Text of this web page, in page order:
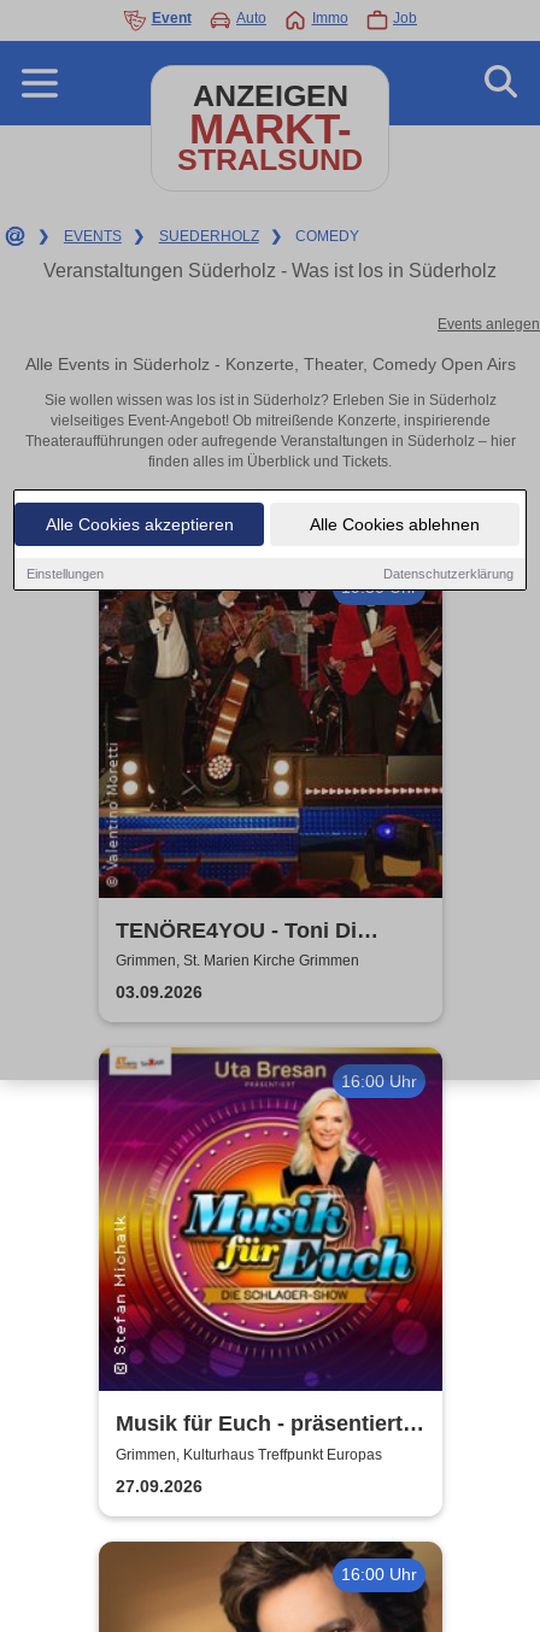
Alle Cookies akzeptieren Alle Cookies ablehnen
Einstellungen Datenschutzerklärung
Event Auto Immo Job
ANZEIGEN
MARKT-
STRALSUND
❯ EVENTS ❯ SUEDERHOLZ ❯ COMEDY
Veranstaltungen Süderholz - Was ist los in Süderholz
Events anlegen
Alle Events in Süderholz - Konzerte, Theater, Comedy Open Airs
Sie wollen wissen was los ist in Süderholz? Erleben Sie in Süderholz
vielseitiges Event-Angebot! Ob mitreißende Konzerte, inspirierende
Theateraufführungen oder aufregende Veranstaltungen in Süderholz – hier
finden alles im Überblick und Tickets.
19:30 Uhr
TENÖRE4YOU - Toni Di
Napoli & Pietro Pato
Grimmen, St. Marien Kirche Grimmen
03.09.2026
16:00 Uhr
Musik für Euch - präsentiert
von Uta Bresan
Grimmen, Kulturhaus Treffpunkt Europas
27.09.2026
16:00 Uhr